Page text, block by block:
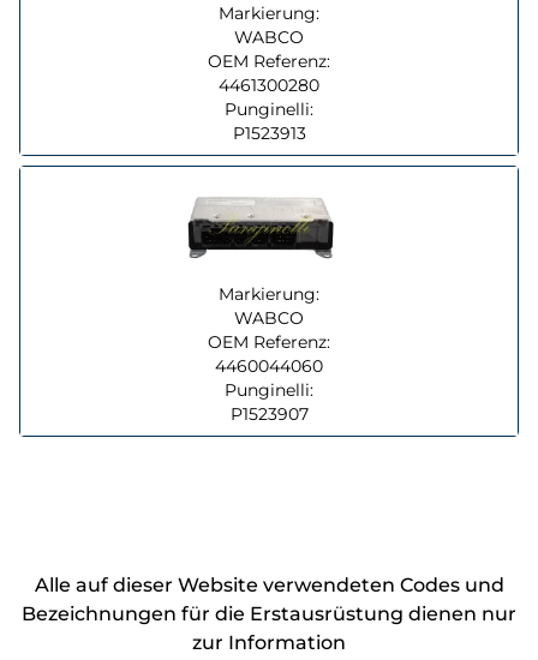
Markierung:
WABCO
OEM Referenz:
4461300280
Punginelli:
P1523913
Markierung:
WABCO
OEM Referenz:
4460044060
Punginelli:
P1523907
Alle auf dieser Website verwendeten Codes und
Bezeichnungen für die Erstausrüstung dienen nur
zur Information